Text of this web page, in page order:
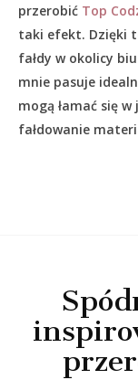
przerobić Top
taki efekt. Dzięki
fałdy w okolicy
mnie pasuje
mogą łamać się
fałdowanie